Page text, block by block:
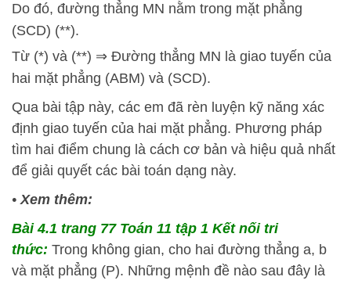
Do đó, đường thẳng MN nằm trong mặt phẳng
(SCD) (**).
Từ (*) và (**) ⇒ Đường thẳng MN là giao tuyến của
hai mặt phẳng (ABM) và (SCD).
Qua bài tập này, các em đã rèn luyện kỹ năng xác
định giao tuyến của hai mặt phẳng. Phương pháp
tìm hai điểm chung là cách cơ bản và hiệu quả nhất
để giải quyết các bài toán dạng này.
•Xem thêm:
Bài 4.1 trang 77 Toán 11 tập 1 Kết nối tri
thức: Trong không gian, cho hai đường thẳng a, b
và mặt phẳng (P). Những mệnh đề nào sau đây là